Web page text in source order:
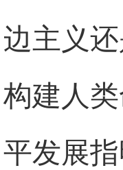
边主义
构建人
平发展